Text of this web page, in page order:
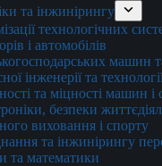
та інжинірингу
технологічних
і автомобілів
машин
інженерії та
та міцності машин
безпеки
виховання і спорту
та інжинірингу
та математики